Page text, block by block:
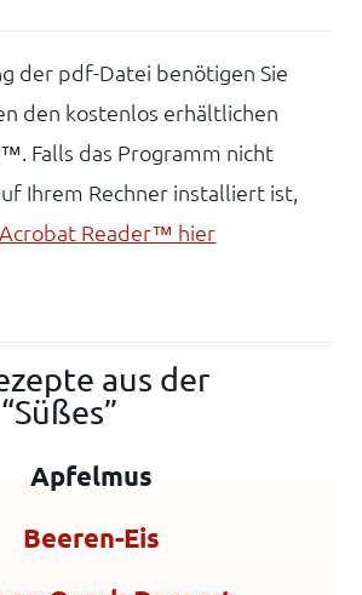
der pdf-Datei benötigen Sie
den kostenlos erhältlichen
Falls das Programm nicht
Ihrem Rechner installiert ist,
Acrobat Reader™ hier
aus der
Apfelmus
Beeren-Eis